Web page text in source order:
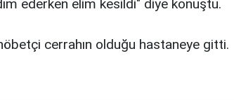
ederken elim kesildi" diye konuştu.
cerrahın olduğu hastaneye gitti.